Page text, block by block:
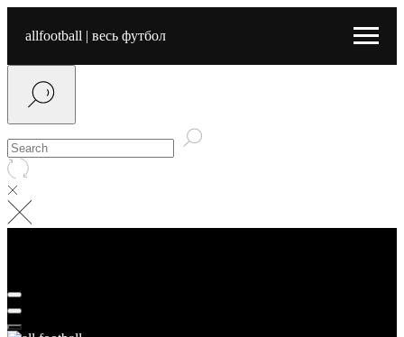
allfootball | весь футбол